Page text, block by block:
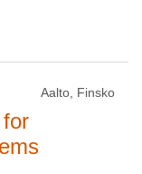
Aalto, Finsko